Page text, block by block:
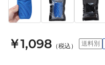
￥1,098 （税込） 送料別